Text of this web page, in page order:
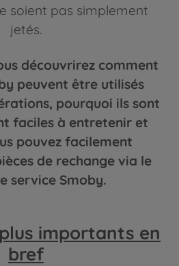
soient pas simplement
jetés.
découvrirez comment
peuvent être utilisés
pourquoi ils sont
faciles à entretenir et
pouvez facilement
de rechange via le
service Smoby.
importants en
bref